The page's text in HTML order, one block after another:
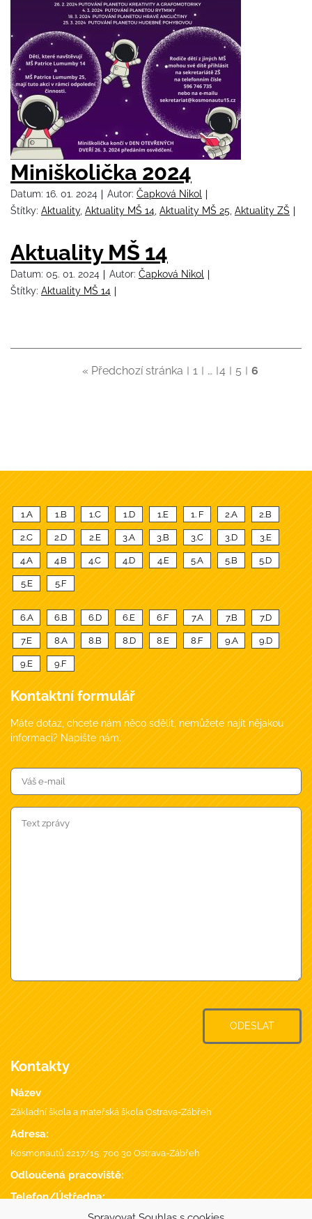
Miniškolička 2024
Datum: 16. 01. 2024 Autor: Čapková Nikol
Štítky: Aktuality, Aktuality MŠ 14 Aktuality MŠ 25 Aktuality ZŠ
Aktuality MŠ 14
Datum: 05. 01. 2024 Autor: Čapková Nikol
Štítky: Aktuality MŠ 14
« Předchozí stránka 1 … 4 5 6
1.A 1.B 1.C 1.D 1.E 1. F 2.A 2.B
2.C 2.D 2.E 3.A 3.B 3.C 3.D 3.E
4.A 4.B 4.C 4.D 4.E 5.A 5.B 5.D
5.E 5.F
6.A 6.B 6.D 6.E 6.F 7.A 7.B 7.D
7.E 8.A 8.B 8.D 8.E 8.F 9.A 9.D
9.E 9.F
Kontaktní formulář
Máte dotaz, chcete nám něco sdělit, nemůžete najít nějakou
informaci? Napište nám.
ODESLAT
Kontakty
Název
Základní škola a mateřská škola Ostrava-Zábřeh
Adresa:
Kosmonautů 2217/15, 700 30 Ostrava-Zábřeh
Odloučená pracoviště:
Telefon/Ústředna: